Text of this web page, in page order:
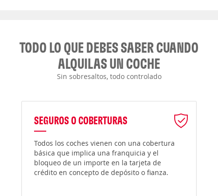
TODO LO QUE DEBES SABER CUANDO
ALQUILAS UN COCHE
Sin sobresaltos, todo controlado
SEGUROS O COBERTURAS
Todos los coches vienen con una cobertura
básica que implica una franquicia y el
bloqueo de un importe en la tarjeta de
crédito en concepto de depósito o fianza.